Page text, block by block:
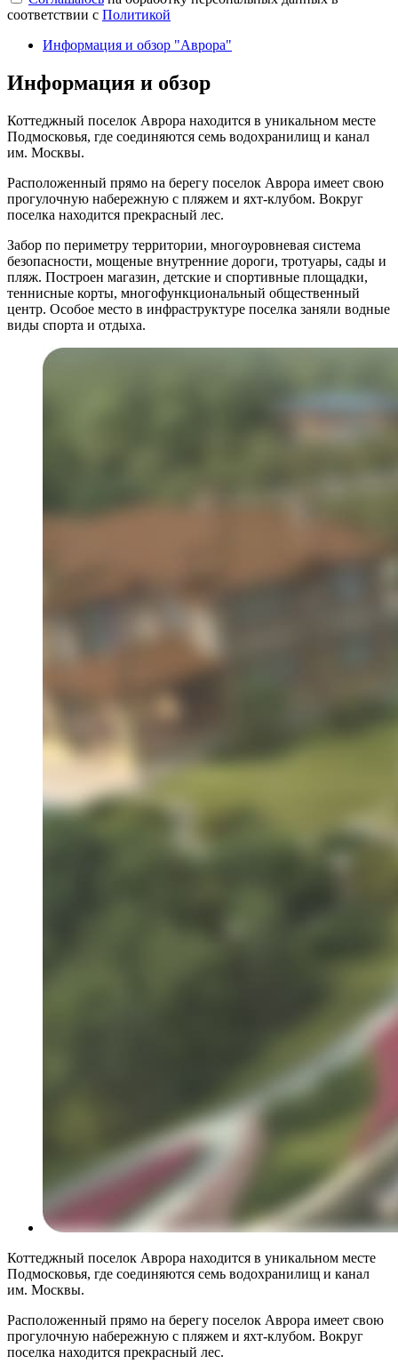
соответствии с Политикой
Информация и обзор "Аврора"
Информация и обзор
Коттеджный поселок Аврора находится в уникальном месте
Подмосковья, где соединяются семь водохранилищ и канал
им. Москвы.
Расположенный прямо на берегу поселок Аврора имеет свою
прогулочную набережную с пляжем и яхт-клубом. Вокруг
поселка находится прекрасный лес.
Забор по периметру территории, многоуровневая система
безопасности, мощеные внутренние дороги, тротуары, сады и
пляж. Построен магазин, детские и спортивные площадки,
теннисные корты, многофункциональный общественный
центр. Особое место в инфраструктуре поселка заняли водные
виды спорта и отдыха.
Коттеджный поселок Аврора находится в уникальном месте
Подмосковья, где соединяются семь водохранилищ и канал
им. Москвы.
Расположенный прямо на берегу поселок Аврора имеет свою
прогулочную набережную с пляжем и яхт-клубом. Вокруг
поселка находится прекрасный лес.